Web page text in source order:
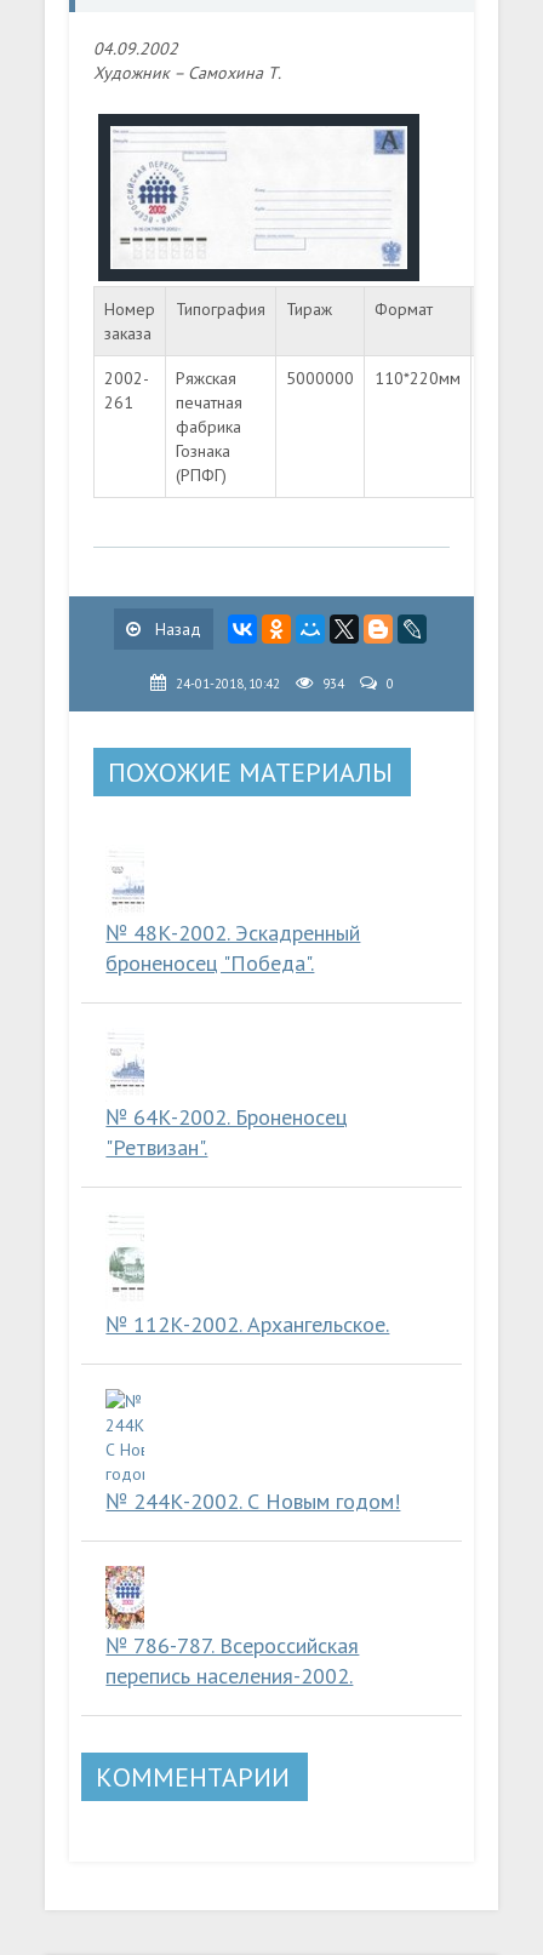
04.09.2002
Художник – Самохина Т.
Номер
заказа
Типография Тираж Формат
2002-
261
Ряжская
печатная
фабрика
Гознака
(РПФГ)
5000000 110*220мм
Назад
24-01-2018, 10:42 934 0
ПОХОЖИЕ МАТЕРИАЛЫ
№ 48К-2002. Эскадренный
броненосец "Победа".
№ 64К-2002. Броненосец
"Ретвизан".
№ 112К-2002. Архангельское.
№ 244К-2002. С Новым годом!
№ 786-787. Всероссийская
перепись населения-2002.
КОММЕНТАРИИ